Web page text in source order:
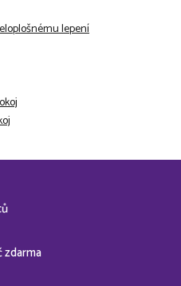
lepení
zdarma